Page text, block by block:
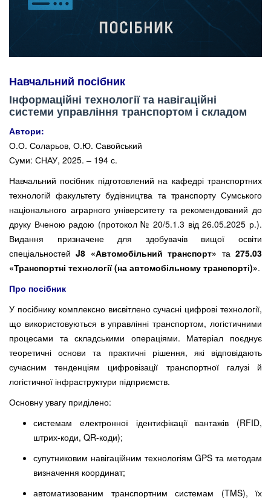
Навчальний посібник
Інформаційні технології та навігаційні
системи управління транспортом і складом
Автори:
О.О. Соларьов, О.Ю. Савойський
Суми: СНАУ, 2025. – 194 с.
Навчальний посібник підготовлений на кафедрі транспортних
технологій факультету будівництва та транспорту Сумського
національного аграрного університету та рекомендований до
друку Вченою радою (протокол № 20/5.1.3 від 26.05.2025 р.).
Видання призначене для здобувачів вищої освіти
спеціальностейJ8 «Автомобільний транспорт» та275.03
«Транспортні технології (на автомобільному транспорті)».
Про посібник
У посібнику комплексно висвітлено сучасні цифрові технології,
що використовуються в управлінні транспортом, логістичними
процесами та складськими операціями. Матеріал поєднує
теоретичні основи та практичні рішення, які відповідають
сучасним тенденціям цифровізації транспортної галузі й
логістичної інфраструктури підприємств.
Основну увагу приділено:
системам електронної ідентифікації вантажів (RFID,
штрих-коди, QR-коди);
супутниковим навігаційним технологіям GPS та методам
визначення координат;
автоматизованим транспортним системам (TMS), їх